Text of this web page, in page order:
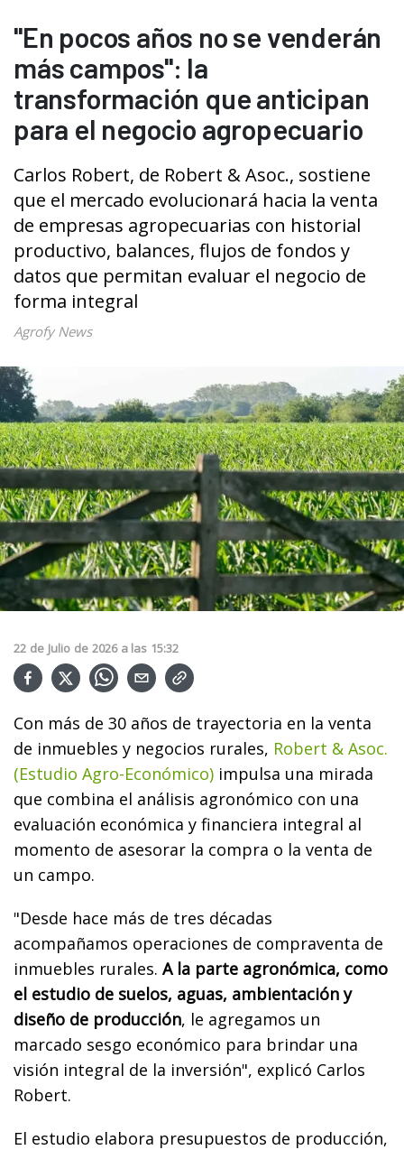
"En pocos años no se venderán
más campos": la
transformación que anticipan
para el negocio agropecuario
Carlos Robert, de Robert & Asoc., sostiene
que el mercado evolucionará hacia la venta
de empresas agropecuarias con historial
productivo, balances, flujos de fondos y
datos que permitan evaluar el negocio de
forma integral
Agrofy News
22 de Julio de 2026 a las 15:32
Con más de 30 años de trayectoria en la venta
de inmuebles y negocios rurales, Robert & Asoc.
(Estudio Agro-Económico) impulsa una mirada
que combina el análisis agronómico con una
evaluación económica y financiera integral al
momento de asesorar la compra o la venta de
un campo.
"Desde hace más de tres décadas
acompañamos operaciones de compraventa de
inmuebles rurales. A la parte agronómica, como
el estudio de suelos, aguas, ambientación y
diseño de producción, le agregamos un
marcado sesgo económico para brindar una
visión integral de la inversión", explicó Carlos
Robert.
El estudio elabora presupuestos de producción,